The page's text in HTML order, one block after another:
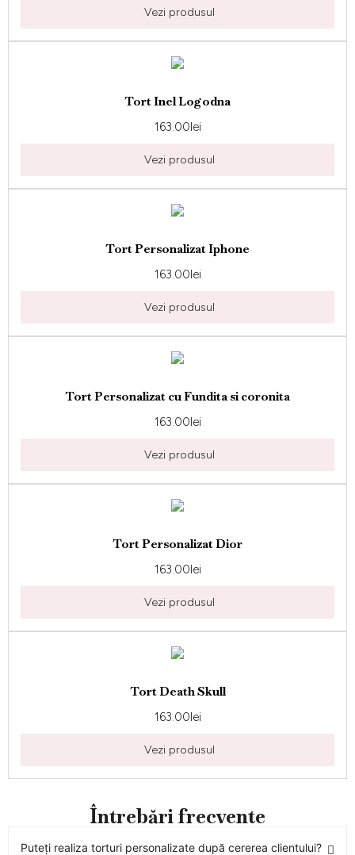
Vezi produsul
Tort Inel Logodna
163.00lei
Vezi produsul
Tort Personalizat Iphone
163.00lei
Vezi produsul
Tort Personalizat cu Fundita si coronita
163.00lei
Vezi produsul
Tort Personalizat Dior
163.00lei
Vezi produsul
Tort Death Skull
163.00lei
Vezi produsul
Întrebări frecvente
Puteți realiza torturi personalizate după cererea clientului?